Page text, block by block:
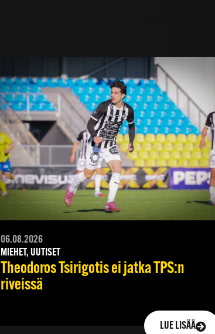
06.08.2026
MIEHET, UUTISET
Theodoros Tsirigotis ei jatka TPS:n
riveissä
LUE LISÄÄ